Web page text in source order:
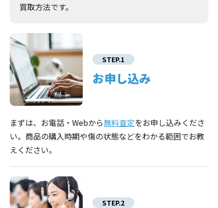
買取方法です。
STEP.1
お申し込み
まずは、お電話・Webから無料査定をお申し込みくださ
い。商品の購入時期や傷の状態などをわかる範囲でお教
えください。
STEP.2